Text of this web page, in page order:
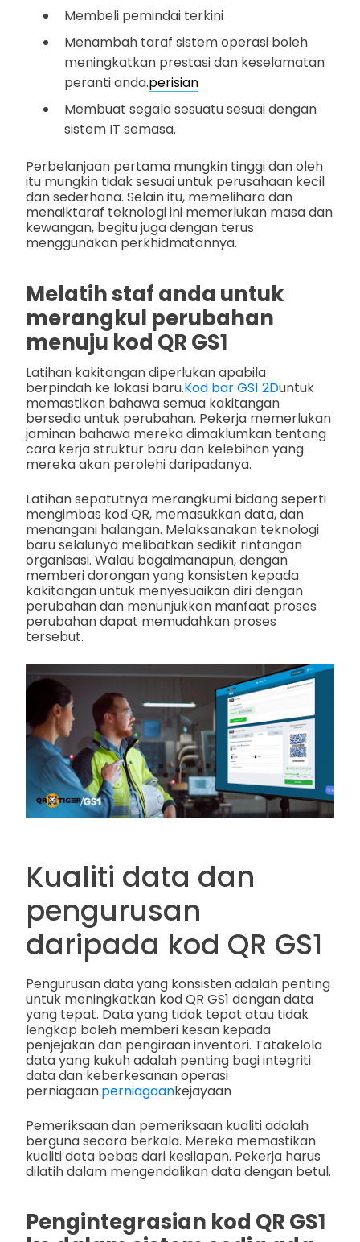
Membeli pemindai terkini
Menambah taraf sistem operasi boleh
meningkatkan prestasi dan keselamatan
peranti anda.perisian
Membuat segala sesuatu sesuai dengan
sistem IT semasa.
Perbelanjaan pertama mungkin tinggi dan oleh
itu mungkin tidak sesuai untuk perusahaan kecil
dan sederhana. Selain itu, memelihara dan
menaiktaraf teknologi ini memerlukan masa dan
kewangan, begitu juga dengan terus
menggunakan perkhidmatannya.
Melatih staf anda untuk
merangkul perubahan
menuju kod QR GS1
Latihan kakitangan diperlukan apabila
berpindah ke lokasi baru.Kod bar GS1 2Duntuk
memastikan bahawa semua kakitangan
bersedia untuk perubahan. Pekerja memerlukan
jaminan bahawa mereka dimaklumkan tentang
cara kerja struktur baru dan kelebihan yang
mereka akan perolehi daripadanya.
Latihan sepatutnya merangkumi bidang seperti
mengimbas kod QR, memasukkan data, dan
menangani halangan. Melaksanakan teknologi
baru selalunya melibatkan sedikit rintangan
organisasi. Walau bagaimanapun, dengan
memberi dorongan yang konsisten kepada
kakitangan untuk menyesuaikan diri dengan
perubahan dan menunjukkan manfaat proses
perubahan dapat memudahkan proses
tersebut.
Kualiti data dan
pengurusan
daripada kod QR GS1
Pengurusan data yang konsisten adalah penting
untuk meningkatkan kod QR GS1 dengan data
yang tepat. Data yang tidak tepat atau tidak
lengkap boleh memberi kesan kepada
penjejakan dan pengiraan inventori. Tatakelola
data yang kukuh adalah penting bagi integriti
data dan keberkesanan operasi
perniagaan.perniagaankejayaan
Pemeriksaan dan pemeriksaan kualiti adalah
berguna secara berkala. Mereka memastikan
kualiti data bebas dari kesilapan. Pekerja harus
dilatih dalam mengendalikan data dengan betul.
Pengintegrasian kod QR GS1